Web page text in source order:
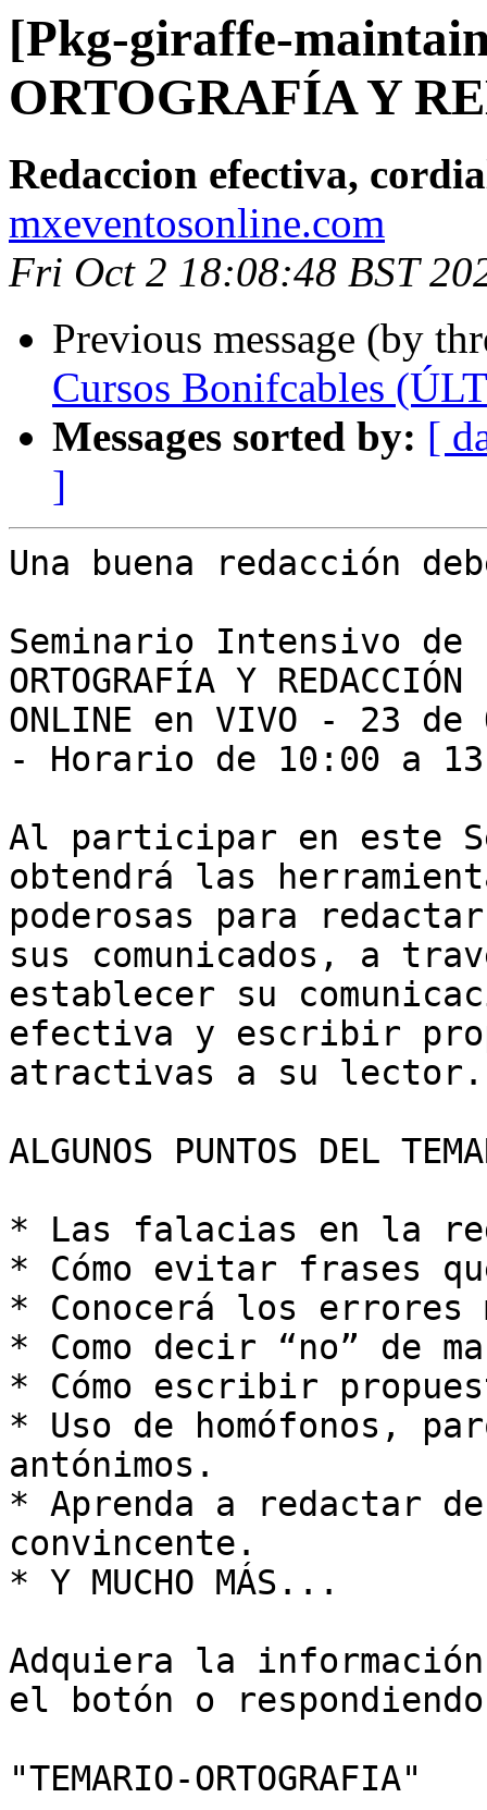
[Pkg-giraffe-
ORTOGRAFÍA Y
Redaccion efectiva,
mxeventosonline.com
Fri Oct 2 18:08:48 BST
Previous message (by
Cursos Bonifcables
Messages sorted by: [
]
Una buena redacción
Seminario Intensivo de
ORTOGRAFÍA Y REDACCIÓN
ONLINE en VIVO - 23 de
- Horario de 10:00 a
Al participar en este
obtendrá las
poderosas para
sus comunicados, a
establecer su
efectiva y escribir
atractivas a su lector.
ALGUNOS PUNTOS DEL
* Las falacias en la
* Cómo evitar frases
* Conocerá los errores
* Como decir “no” de
* Cómo escribir
* Uso de homófonos,
antónimos.
* Aprenda a redactar
convincente.
* Y MUCHO MÁS...
Adquiera la
el botón o respondiendo
"TEMARIO-ORTOGRAFIA"